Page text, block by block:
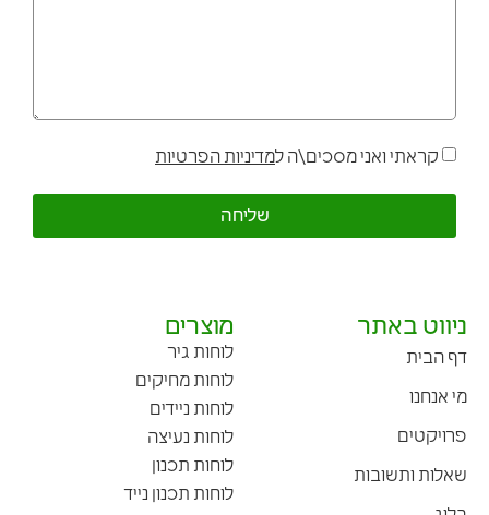
קראתי ואני מסכים\ה למדיניות הפרטיות
שליחה
ניווט באתר
דף הבית
מי אנחנו
פרויקטים
שאלות ותשובות
מוצרים
לוחות גיר
לוחות מחיקים
לוחות ניידים
לוחות נעיצה
לוחות תכנון
לוחות תכנון נייד